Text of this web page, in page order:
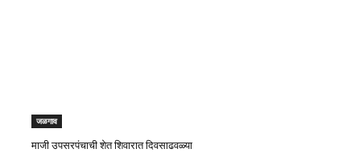
जळगाव
माजी उपसरपंचाची शेत शिवारात दिवसाढवळ्या